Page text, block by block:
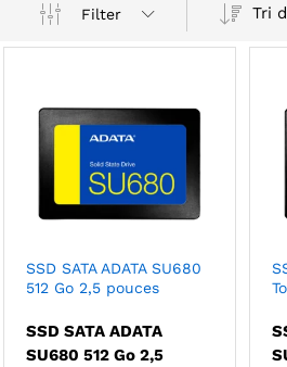
Filter
SSD SATA ADATA SU680
512 Go 2,5 pouces
SSD SATA ADATA
SU680 512 Go 2,5